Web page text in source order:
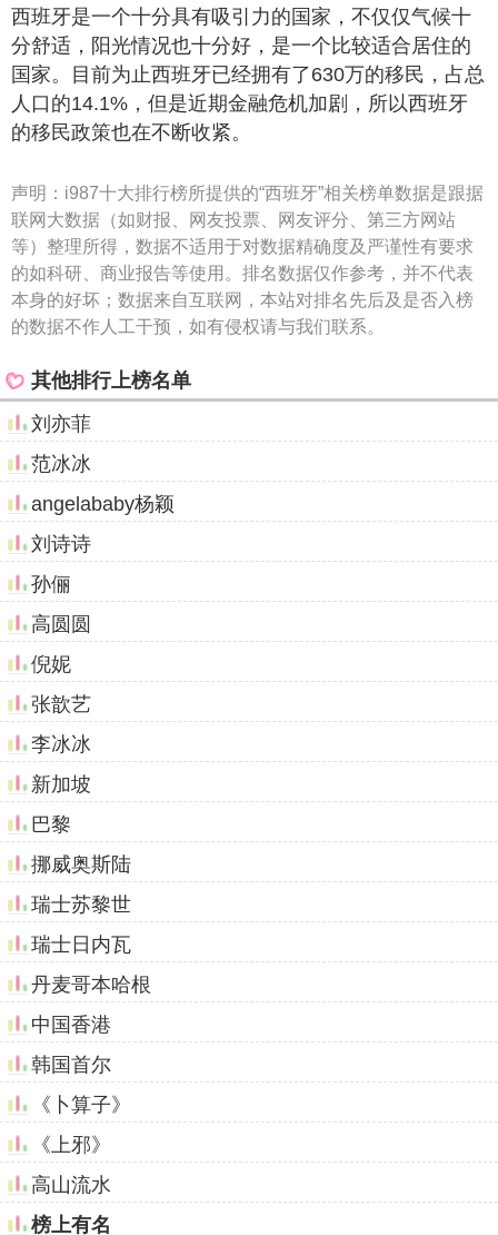
西班牙是一个十分具有吸引力的国家，不仅仅气候十
分舒适，阳光情况也十分好，是一个比较适合居住的
国家。目前为止西班牙已经拥有了630万的移民，占总
人口的14.1%，但是近期金融危机加剧，所以西班牙
的移民政策也在不断收紧。
声明： i987十大排行榜所提供的“西班牙”相关榜单数据是跟据
联网大数据（如财报、网友投票、网友评分、第三方网站
等）整理所得，数据不适用于对数据精确度及严谨性有要求
的如科研、商业报告等使用。排名数据仅作参考，并不代表
本身的好坏；数据来自互联网，本站对排名先后及是否入榜
的数据不作人工干预，如有侵权请与我们联系。
其他排行上榜名单
刘亦菲
范冰冰
angelababy杨颖
刘诗诗
孙俪
高圆圆
倪妮
张歆艺
李冰冰
新加坡
巴黎
挪威奥斯陆
瑞士苏黎世
瑞士日内瓦
丹麦哥本哈根
中国香港
韩国首尔
《卜算子》
《上邪》
高山流水
榜上有名